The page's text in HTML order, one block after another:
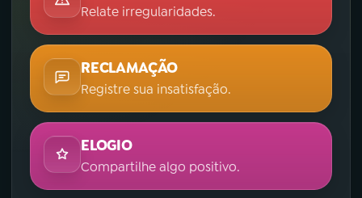
Relate irregularidades.
RECLAMAÇÃO
Registre sua insatisfação.
ELOGIO
Compartilhe algo positivo.